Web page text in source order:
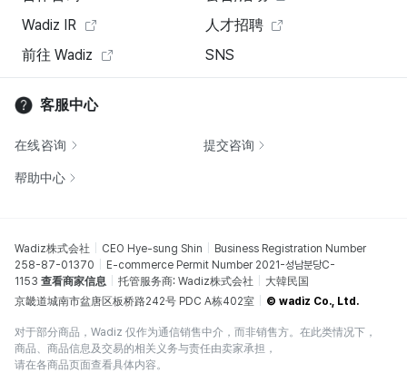
Wadiz IR
人才招聘
前往 Wadiz
SNS
客服中心
在线咨询 提交咨询
帮助中心
Wadiz株式会社 CEO Hye-sung Shin
Business Registration Number
258-87-01370
E-commerce Permit Number 2021-성남분당C-
1153 查看商家信息 托管服务商: Wadiz株式会社
大韓民国
京畿道城南市盆唐区板桥路242号 PDC A栋402室
© wadiz Co., Ltd.
对于部分商品，Wadiz 仅作为通信销售中介，而非销售方。在此类情况下，
商品、商品信息及交易的相关义务与责任由卖家承担，
请在各商品页面查看具体内容。